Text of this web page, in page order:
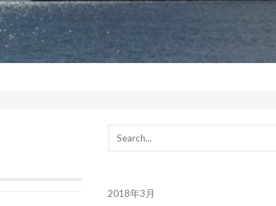
2018年3月